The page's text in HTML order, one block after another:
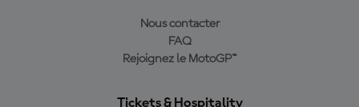
Nous contacter
FAQ
Rejoignez le MotoGP™
Tickets & Hospitality